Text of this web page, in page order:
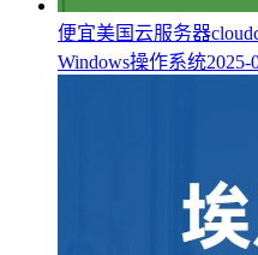
便宜美国云服务器
Windows操作系统2025-